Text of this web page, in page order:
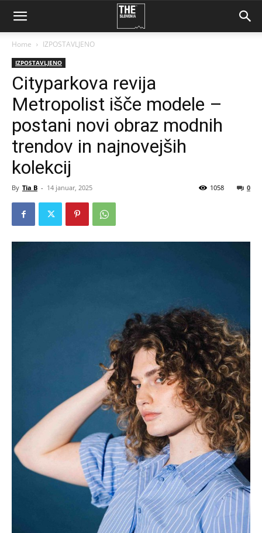
Home IZPOSTAVLJENO
IZPOSTAVLJENO
Cityparkova revija
Metropolist išče modele –
postani novi obraz modnih
trendov in najnovejših
kolekcij
By Tia B - 14 januar, 2025 0
1058